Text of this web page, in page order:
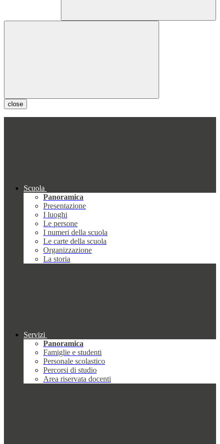
close
Scuola
Panoramica
Presentazione
I luoghi
Le persone
I numeri della scuola
Le carte della scuola
Organizzazione
La storia
Servizi
Panoramica
Famiglie e studenti
Personale scolastico
Percorsi di studio
Area riservata docenti